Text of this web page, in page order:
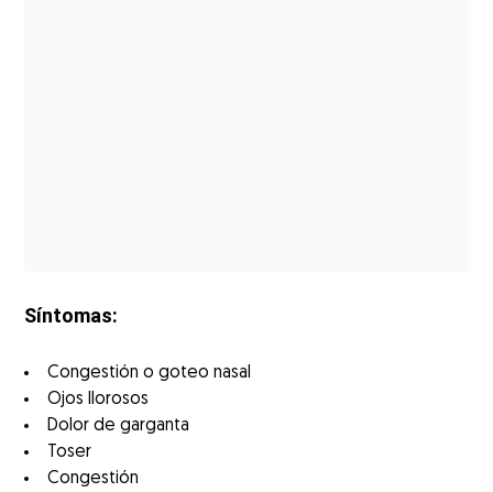
Síntomas:
Congestión o goteo nasal
Ojos llorosos
Dolor de garganta
Toser
Congestión